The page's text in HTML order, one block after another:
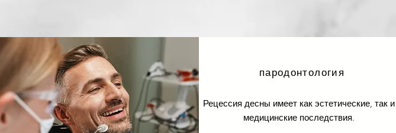
пародонтология
Рецессия десны имеет как эстетические, так и
медицинские последствия.